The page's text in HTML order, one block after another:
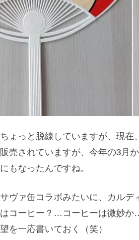
ょっと脱線していますが、現在
売されていますが、今年の3月
もなったんですね。
ヴァ缶コラボみたいに、カルデ
コーヒー？…コーヒーは微妙
を一応書いておく（笑）